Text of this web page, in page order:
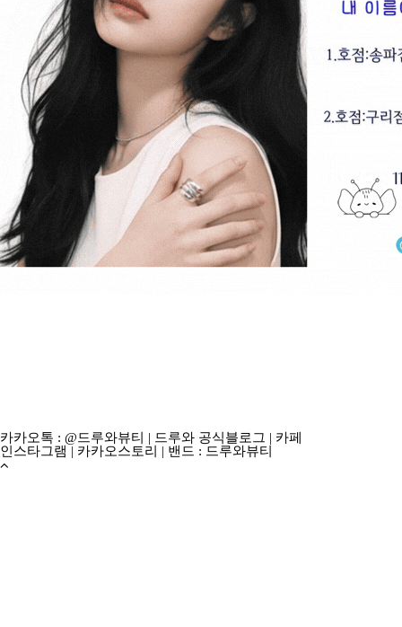
카카오톡 : @드루와뷰티 | 드루와 공식블로그 | 카페
인스타그램 | 카카오스토리 | 밴드 : 드루와뷰티